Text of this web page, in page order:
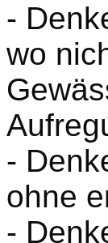
-
wo
-
ohne
-